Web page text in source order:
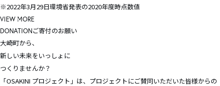
※2022年3月29日環境省発表の2020年度時点数値
VIEW MORE
DONATIONご寄付のお願い
大崎町から、
新しい未来をいっしょに
つくりませんか？
「OSAKINI プロジェクト」は、プロジェクトにご賛同いただいた皆様からの